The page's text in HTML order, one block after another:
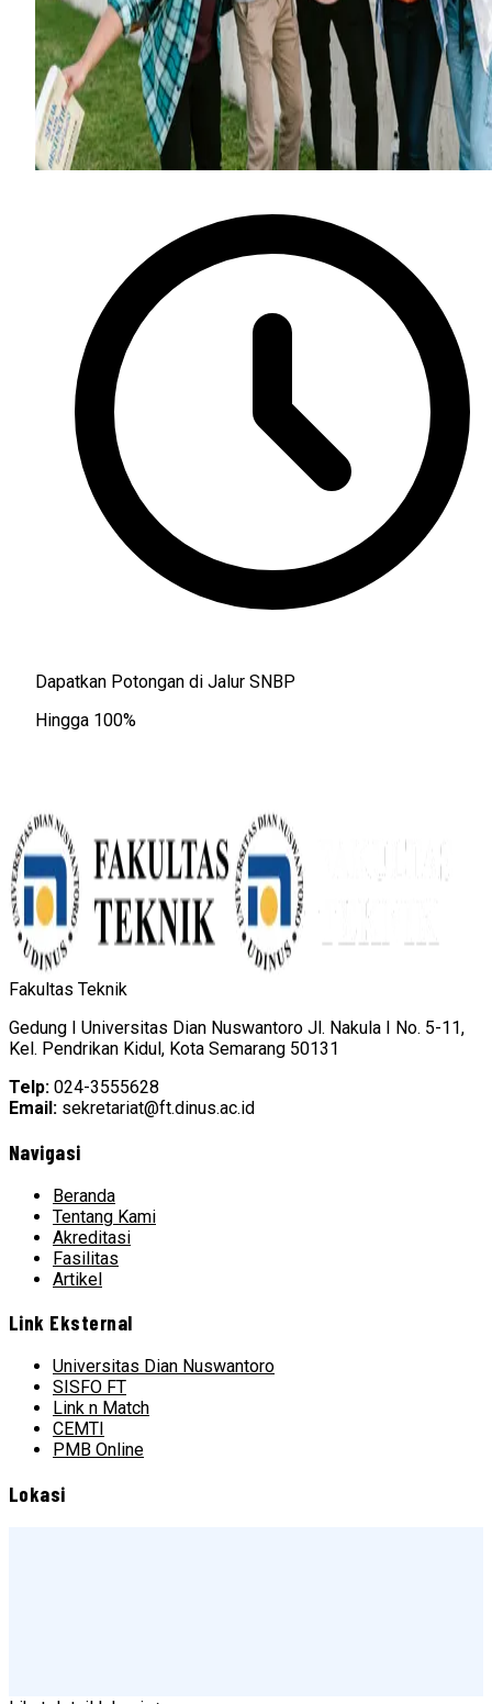
Dapatkan Potongan di Jalur SNBP
Hingga 100%
Fakultas Teknik
Gedung I Universitas Dian Nuswantoro Jl. Nakula I No. 5-11,
Kel. Pendrikan Kidul, Kota Semarang 50131
Telp: 024-3555628
Email: sekretariat@ft.dinus.ac.id
Navigasi
Beranda
Tentang Kami
Akreditasi
Fasilitas
Artikel
Link Eksternal
Universitas Dian Nuswantoro
SISFO FT
Link n Match
CEMTI
PMB Online
Lokasi